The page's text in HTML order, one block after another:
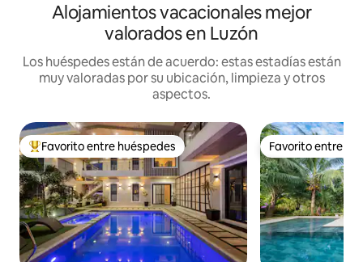
Alojamientos vacacionales mejor
valorados en Luzón
Los huéspedes están de acuerdo: estas estadías están
muy valoradas por su ubicación, limpieza y otros
aspectos.
Favorito entre huéspedes preferido
Favorito entre huéspedes Favorito entre
Favorito entre